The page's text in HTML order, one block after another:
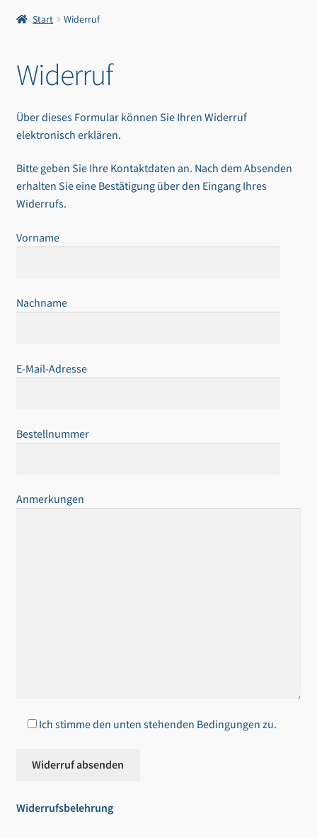
Start Widerruf
Widerruf
Über dieses Formular können Sie Ihren Widerruf
elektronisch erklären.
Bitte geben Sie Ihre Kontaktdaten an. Nach dem Absenden
erhalten Sie eine Bestätigung über den Eingang Ihres
Widerrufs.
Vorname
Nachname
E-Mail-Adresse
Bestellnummer
Anmerkungen
Ich stimme den unten stehenden Bedingungen zu.
Widerrufsbelehrung